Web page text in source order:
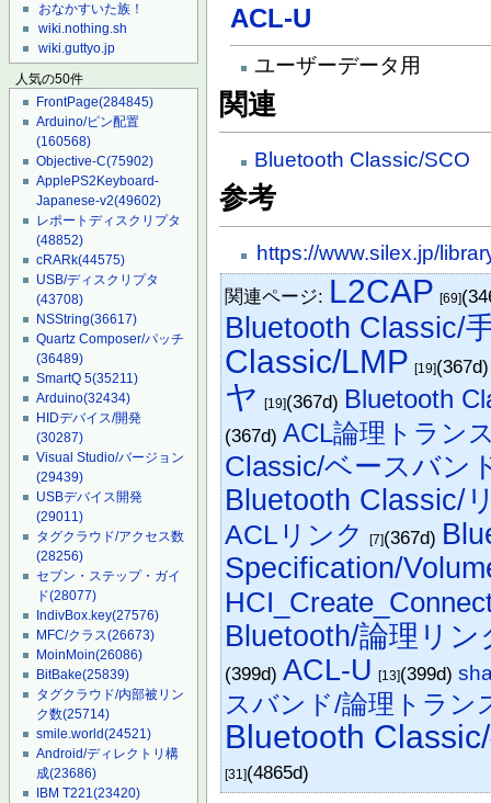
おなかすいた族！
wiki.nothing.sh
wiki.guttyo.jp
人気の50件
FrontPage(284845)
Arduino/ピン配置
(160568)
Objective-C(75902)
ApplePS2Keyboard-
Japanese-v2(49602)
レポートディスクリプタ
(48852)
cRARk(44575)
USB/ディスクリプタ
(43708)
NSString(36617)
Quartz Composer/パッチ
(36489)
SmartQ 5(35211)
Arduino(32434)
HIDデバイス/開発
(30287)
Visual Studio/バージョン
(29439)
USBデバイス開発
(29011)
タグクラウド/アクセス数
(28256)
セブン・ステップ・ガイ
ド(28077)
IndivBox.key(27576)
MFC/クラス(26673)
MoinMoin(26086)
BitBake(25839)
タグクラウド/内部被リン
ク数(25714)
smile.world(24521)
Android/ディレクトリ構
成(23686)
IBM T221(23420)
ACL-U
ユーザーデータ用
関連
Bluetooth Classic/SCO
参考
https://www.silex.jp/
関連ページ: L2CAP [69]
Bluetooth Classic/
Classic/LMP [19]
ヤ [19](367d) Bluetooth
(367d)ACL論理トラン
Classic/ベースバン
Bluetooth Classic/
ACLリンク [7](367d)
Specification/
Bluetooth/論理リン
(399d)ACL-U [13](399d)
スバンド/論理トラン
Bluetooth
[31](4865d)